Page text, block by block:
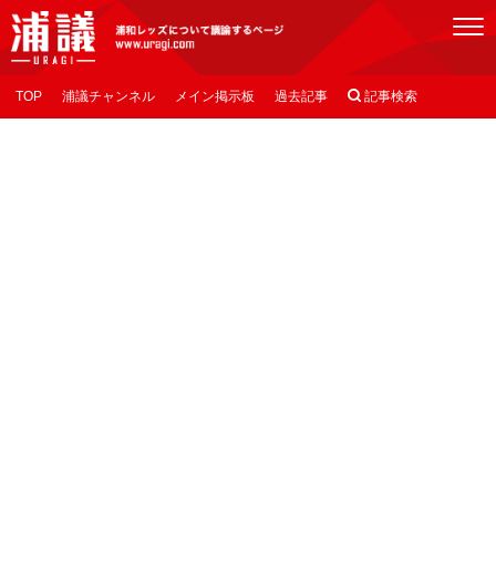
[浦議]浦和レッズについて議論するページ
TOP 浦議チャンネル メイン掲示板 過去記事  記事検索